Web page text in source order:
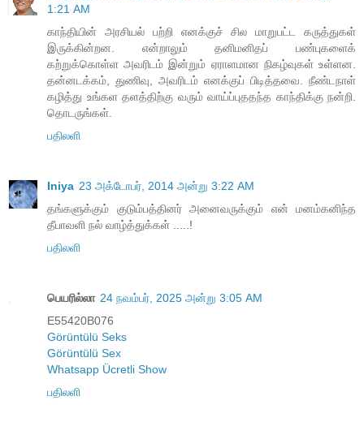
1:21 AM
காந்தியின் அரசியல் பற்றி எனக்குச் சில மாறுபட்ட கருத்துகள்
இருக்கின்றன. என்றாலும் தனிமனிதப் பண்புகளைக்
கற்றுக்கொள்ள அவரிடம் இன்றும் ஏராளமான நிகழ்வுகள் உள்ளன.
தன்னடக்கம், துணிவு, அவரிடம் எனக்குப் பிடித்தவை. நீண்டநாள்
கழித்து உங்கள தளத்திற்கு வரும் வாய்ப்புததந்த காந்திக்கு நன்றி.
தொடருங்கள்.
பதிலளி
Iniya 23 அக்டோபர், 2014 அன்று 3:22 AM
தங்களுக்கும் குடும்பத்தினர் அனைவருக்கும் என் மனம்கனிந்த
தீபாவளி நல் வாழ்த்துக்கள் .....!
பதிலளி
பெயரில்லா 24 நவம்பர், 2025 அன்று 3:05 AM
E55420B076
Görüntülü Seks
Görüntülü Sex
Whatsapp Ücretli Show
பதிலளி